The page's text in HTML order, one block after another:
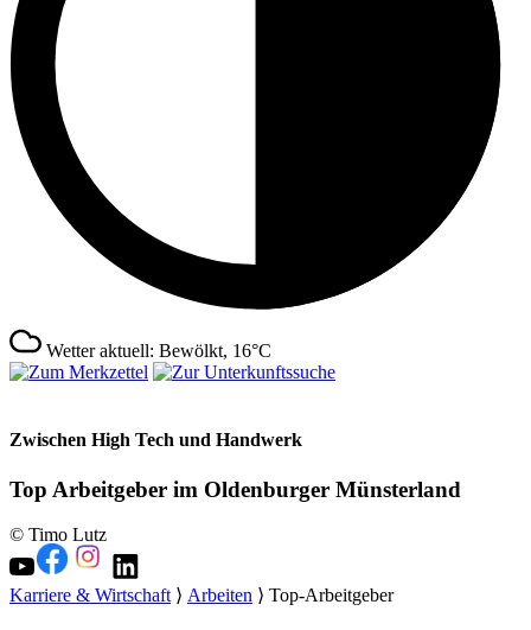
Wetter aktuell: Bewölkt, 16°C
Zwischen High Tech und Handwerk
Top Arbeitgeber im Oldenburger Münsterland
© Timo Lutz
Karriere & Wirtschaft⟩ Arbeiten ⟩ Top-Arbeitgeber